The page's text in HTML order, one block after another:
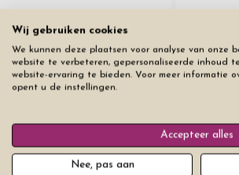
Reset
Wij gebruiken cookies
We kunnen deze plaatsen voor analyse van onze
website te verbeteren, gepersonaliseerde inhoud
website-ervaring te bieden. Voor meer informatie
opent u de instellingen.
Accepteer alles
Nee, pas aan